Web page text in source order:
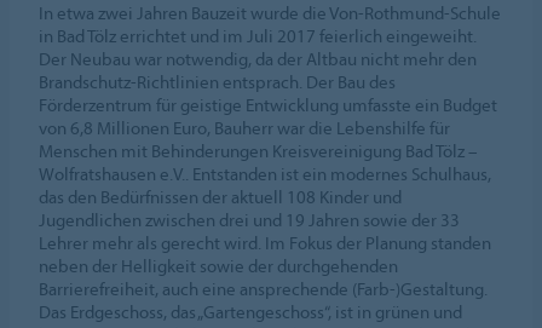
In etwa zwei Jahren Bauzeit wurde die Von-Rothmund-Schule
in Bad Tölz errichtet und im Juli 2017 feierlich eingeweiht.
Der Neubau war notwendig, da der Altbau nicht mehr den
Brandschutz-Richtlinien entsprach. Der Bau des
Förderzentrum für geistige Entwicklung umfasste ein Budget
von 6,8 Millionen Euro, Bauherr war die Lebenshilfe für
Menschen mit Behinderungen Kreisvereinigung Bad Tölz –
Wolfratshausen e.V.. Entstanden ist ein modernes Schulhaus,
das den Bedürfnissen der aktuell 108 Kinder und
Jugendlichen zwischen drei und 19 Jahren sowie der 33
Lehrer mehr als gerecht wird. Im Fokus der Planung standen
neben der Helligkeit sowie der durchgehenden
Barrierefreiheit, auch eine ansprechende (Farb-)Gestaltung.
Das Erdgeschoss, das „Gartengeschoss“, ist in grünen und